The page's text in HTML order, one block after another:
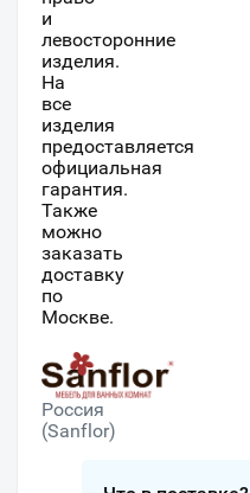
и
левосторонние
изделия.
На
все
изделия
предоставляется
официальная
гарантия.
Также
можно
заказать
доставку
по
Москве.
Россия
(Sanflor)